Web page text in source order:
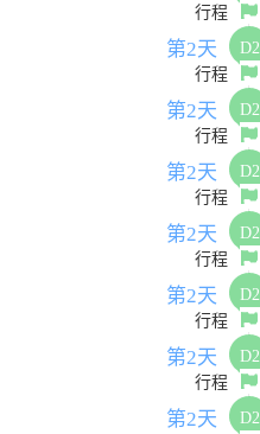
行程
第2天
D2
行程
第2天
D2
行程
第2天
D2
行程
第2天
D2
行程
第2天
D2
行程
第2天
D2
行程
第2天
D2